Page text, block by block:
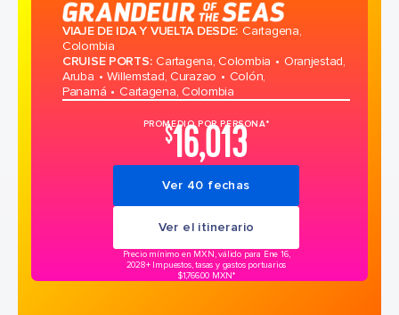
VIAJE DE IDA Y VUELTA DESDE: Cartagena,
Colombia
CRUISE PORTS: Cartagena, Colombia
Oranjestad,
Aruba
Willemstad, Curazao
Colón,
Panamá
Cartagena, Colombia
PROMEDIO POR PERSONA*
$16,013
Ver 40 fechas
Ver el itinerario
Precio mínimo en MXN, válido para Ene 16,
2028+ Impuestos, tasas y gastos portuarios
$1,766.00 MXN*